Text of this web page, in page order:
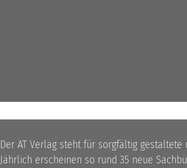
Der AT Verlag steht für sorgfältig
Jährlich erscheinen so rund 35 neue